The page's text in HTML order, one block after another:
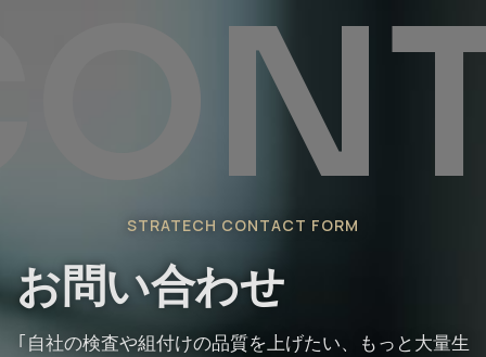
STRATECH CONTACT FORM
お問い合わせ
｢自社の検査や組付けの品質を上げたい、もっと大量生